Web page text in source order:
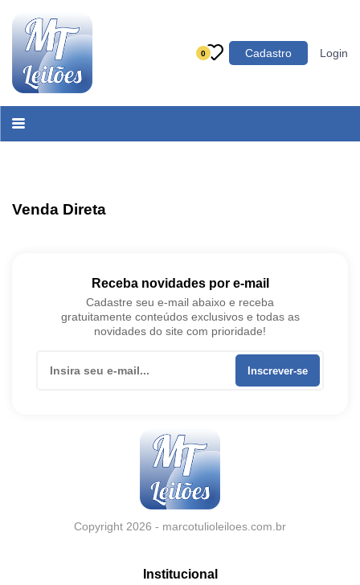
0 Cadastro Login
Categoria
Acessórios para Veículos
Venda Direta
Receba novidades por e-mail
Cadastre seu e-mail abaixo e receba
gratuitamente conteúdos exclusivos e todas as
novidades do site com prioridade!
Inscrever-se
Copyright 2026 - marcotulioleiloes.com.br
Institucional